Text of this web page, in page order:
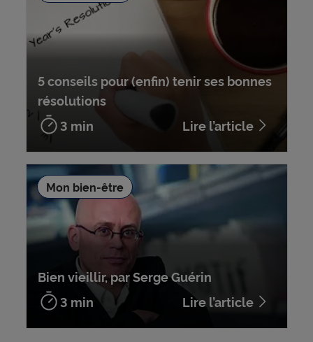
5 conseils pour (enfin) tenir ses bonnes
résolutions
3 min
Lire l’article
Bien vieillir, par Serge Guérin
3 min
Lire l’article
Mon bien-être